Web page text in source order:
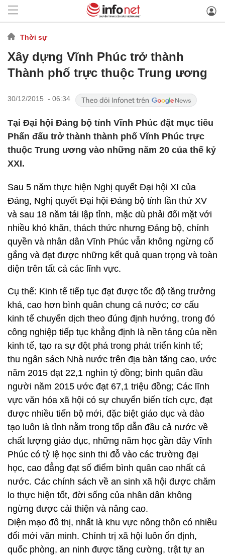
Thời sự
Xây dựng Vĩnh Phúc trở thành
Thành phố trực thuộc Trung ương
30/12/2015 - 06:34
Tại Đại hội Đảng bộ tỉnh Vĩnh Phúc đặt mục tiêu
Phấn đấu trở thành thành phố Vĩnh Phúc trực
thuộc Trung ương vào những năm 20 của thế kỷ
XXI.
Sau 5 năm thực hiện Nghị quyết Đại hội XI của
Đảng, Nghị quyết Đại hội Đảng bộ tỉnh lần thứ XV
và sau 18 năm tái lập tỉnh, mặc dù phải đối mặt với
nhiều khó khăn, thách thức nhưng Đảng bộ, chính
quyền và nhân dân Vĩnh Phúc vẫn không ngừng cố
gắng và đạt được những kết quả quan trọng và toàn
diện trên tất cả các lĩnh vực.
Cụ thể: Kinh tế tiếp tục đạt được tốc độ tăng trưởng
khá, cao hơn bình quân chung cả nước; cơ cấu
kinh tế chuyển dịch theo đúng định hướng, trong đó
công nghiệp tiếp tục khẳng định là nền tảng của nền
kinh tế, tạo ra sự đột phá trong phát triển kinh tế;
thu ngân sách Nhà nước trên địa bàn tăng cao, ước
năm 2015 đạt 22,1 nghìn tỷ đồng; bình quân đầu
người năm 2015 ước đạt 67,1 triệu đồng; Các lĩnh
vực văn hóa xã hội có sự chuyển biến tích cực, đạt
được nhiều tiến bộ mới, đặc biệt giáo dục và đào
tạo luôn là tỉnh nằm trong tốp dẫn đầu cả nước về
chất lượng giáo dục, những năm học gần đây Vĩnh
Phúc có tỷ lệ học sinh thi đỗ vào các trường đại
học, cao đẳng đạt số điểm bình quân cao nhất cả
nước. Các chính sách về an sinh xã hội được chăm
lo thực hiện tốt, đời sống của nhân dân không
ngừng được cải thiện và nâng cao.
Diện mạo đô thị, nhất là khu vực nông thôn có nhiều
đổi mới văn minh. Chính trị xã hội luôn ổn định,
quốc phòng, an ninh được tăng cường, trật tự an